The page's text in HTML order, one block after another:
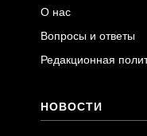
О нас
Вопросы и ответы
Редакционная
НОВОСТИ